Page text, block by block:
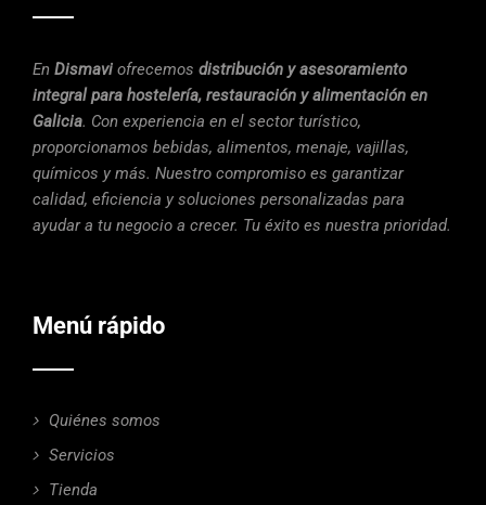
En Dismavi ofrecemos distribución y asesoramiento
integral para hostelería, restauración y alimentación en
Galicia. Con experiencia en el sector turístico,
proporcionamos bebidas, alimentos, menaje, vajillas,
químicos y más. Nuestro compromiso es garantizar
calidad, eficiencia y soluciones personalizadas para
ayudar a tu negocio a crecer. Tu éxito es nuestra prioridad.
Menú rápido
Quiénes somos
Servicios
Tienda